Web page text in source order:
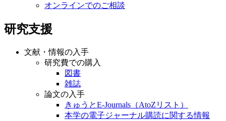
オンラインでのご相談
研究支援
文献・情報の入手
研究費での購入
図書
雑誌
論文の入手
きゅうとE-Journals（AtoZリスト）
本学の電子ジャーナル購読に関する情報